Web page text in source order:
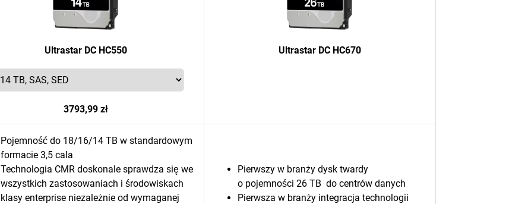
Ultrastar DC HC550
3793,99 zł
Ultrastar DC HC670
Pojemność do 18/16/14 TB w standardowym
formacie 3,5 cala
Technologia CMR doskonale sprawdza się we
wszystkich zastosowaniach i środowiskach
klasy enterprise niezależnie od wymaganej
Pierwszy w branży dysk twardy
o pojemności 26 TB do centrów danych
Pierwsza w branży integracja technologii